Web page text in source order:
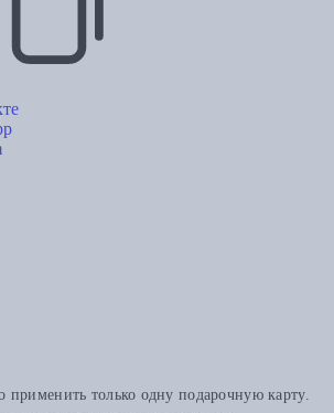
применить только одну подарочную карту.